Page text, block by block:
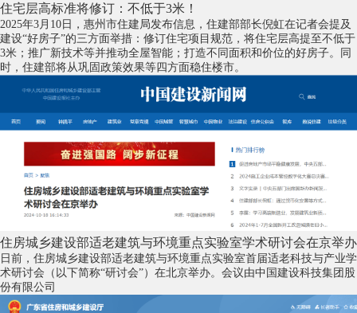
住宅层高标准将修订：不低于3米！
2025年3月10日，惠州市住建局发布信息，住建部部长倪虹在记者会提及
建设“好房子”的三方面举措：修订住宅项目规范，将住宅层高提至不低于
3米；推广新技术等并推动全屋智能；打造不同面积和价位的好房子。同
时，住建部将从巩固政策效果等四方面稳住楼市。
住房城乡建设部适老建筑与环境重点实验室学术研讨会在京举办
日前，住房城乡建设部适老建筑与环境重点实验室首届适老科技与产业学
术研讨会（以下简称“研讨会”）在北京举办。会议由中国建设科技集团股
份有限公司